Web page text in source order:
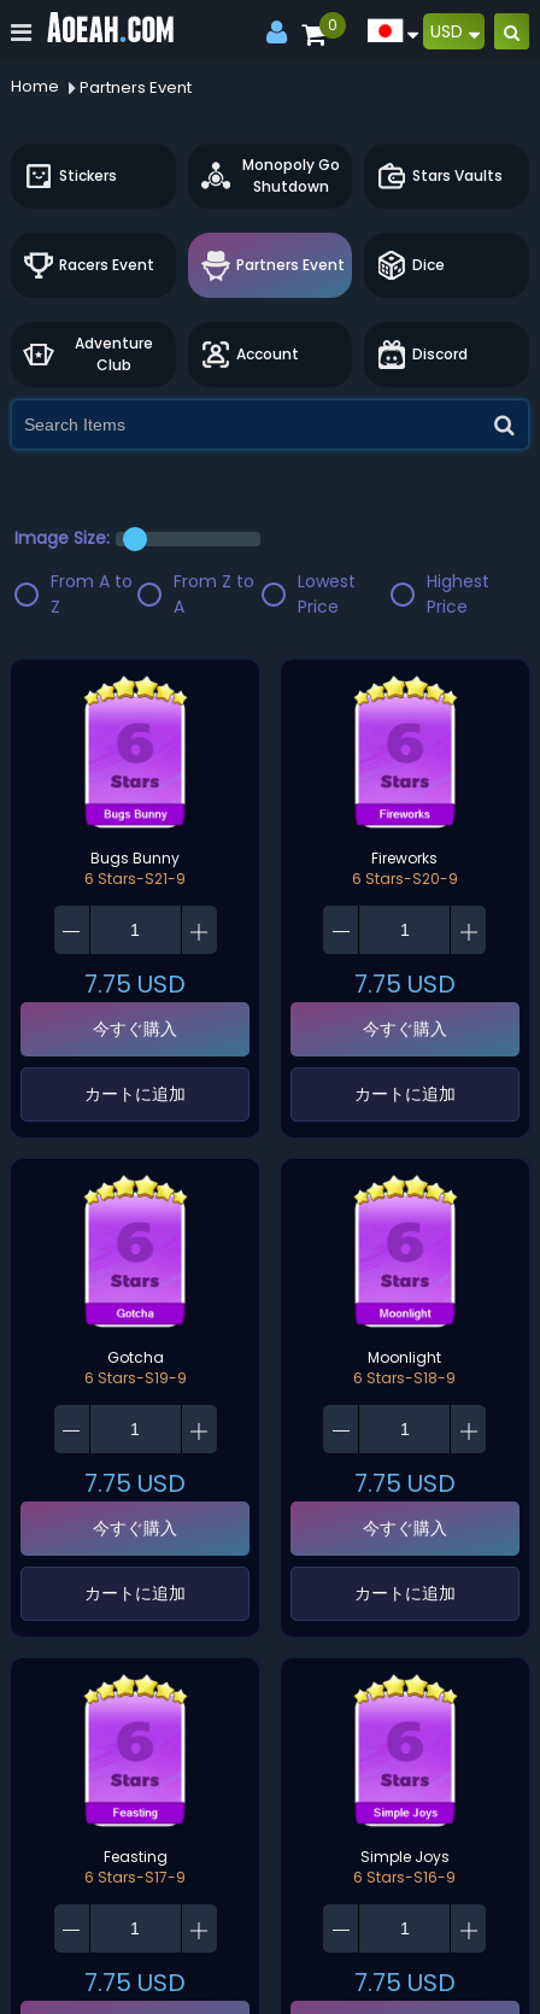
0 USD
Home Partners Event
Stickers
Monopoly Go
Shutdown
Stars Vaults
Racers Event Partners Event Dice
Adventure
Club
Account Discord
Image Size:
From A to
Z
From Z to
A
Lowest
Price
Highest
Price
Bugs Bunny
6 Stars-S21-9
7.75 USD
今すぐ購入
‌カートに追加‌
Fireworks
6 Stars-S20-9
7.75 USD
今すぐ購入
‌カートに追加‌
Gotcha
6 Stars-S19-9
7.75 USD
今すぐ購入
‌カートに追加‌
Moonlight
6 Stars-S18-9
7.75 USD
今すぐ購入
‌カートに追加‌
Feasting
6 Stars-S17-9
7.75 USD
Simple Joys
6 Stars-S16-9
7.75 USD